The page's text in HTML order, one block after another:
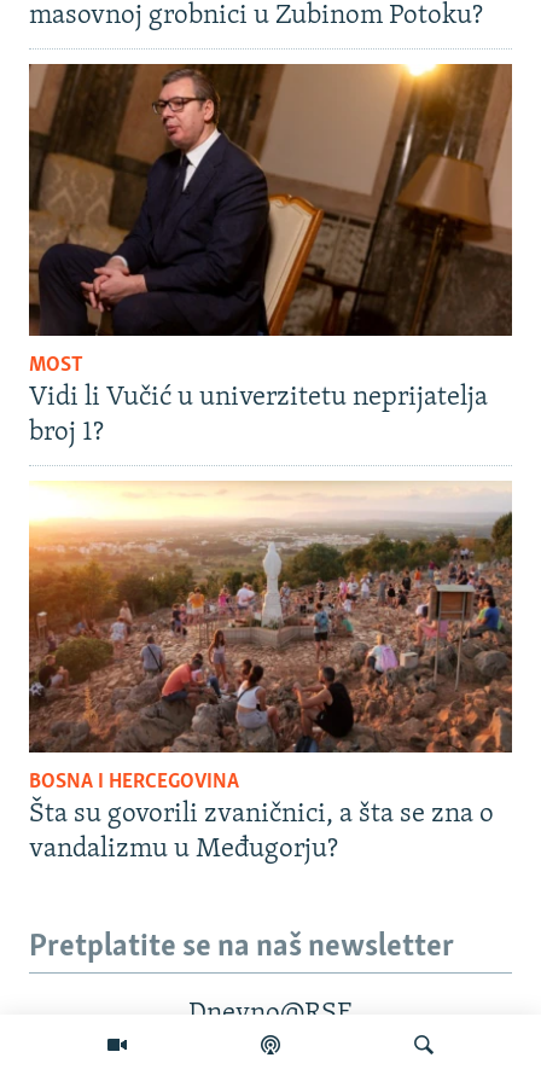
masovnoj grobnici u Zubinom Potoku?
MOST
Vidi li Vučić u univerzitetu neprijatelja
broj 1?
BOSNA I HERCEGOVINA
Šta su govorili zvaničnici, a šta se zna o
vandalizmu u Međugorju?
Pretplatite se na naš newsletter
Dnevno@RSE
Pratite nas